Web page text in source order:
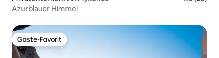
Azurblauer Himmel
Gäste-Favorit
Gäste-Favorit